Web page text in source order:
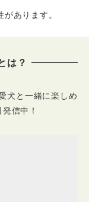
あります。
は？
犬と一緒に楽しめ
信中！